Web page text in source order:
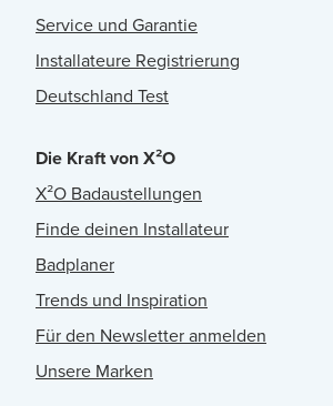
Service und Garantie
Installateure Registrierung
Deutschland Test
Die Kraft von X²O
X²O Badaustellungen
Finde deinen Installateur
Badplaner
Trends und Inspiration
Für den Newsletter anmelden
Unsere Marken